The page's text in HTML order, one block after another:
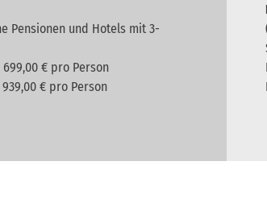
Pensionen und Hotels mit 3-
€ pro Person
€ pro Person